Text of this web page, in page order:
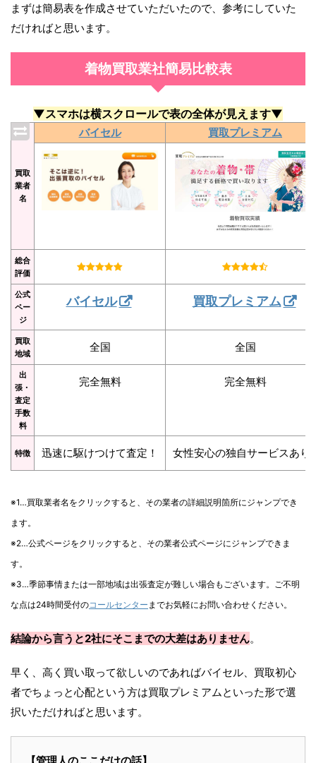
まずは簡易表を作成させていただいたので、参考にしていた
だければと思います。
着物買取業社簡易比較表
▼スマホは横スクロールで表の全体が見えます▼
買取
業者
名
バイセル 買取プレミアム
総合
評価
公式
ペー
ジ
バイセル 買取プレミアム
買取
地域
全国 全国
出
張・
査定
手数
料
完全無料 完全無料
特徴 迅速に駆けつけて査定！ 女性安心の独自サービスあり
※1…買取業者名をクリックすると、その業者の詳細説明箇所にジャンプでき
ます。
※2…公式ページをクリックすると、その業者公式ページにジャンプできま
す。
※3…季節事情または一部地域は出張査定が難しい場合もございます。ご不明
な点は24時間受付のコールセンター までお気軽にお問い合わせください。
結論から言うと2社にそこまでの大差はありません。
早く、高く買い取って欲しいのであればバイセル、買取初心
者でちょっと心配という方は買取プレミアムといった形で選
択いただければと思います。
【管理人のここだけの話】